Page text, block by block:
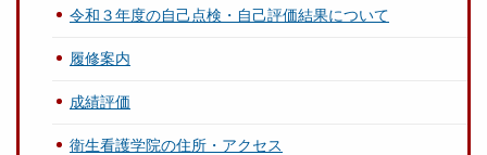
令和３年度の自己点検・自己評価結果について
履修案内
成績評価
衛生看護学院の住所・アクセス